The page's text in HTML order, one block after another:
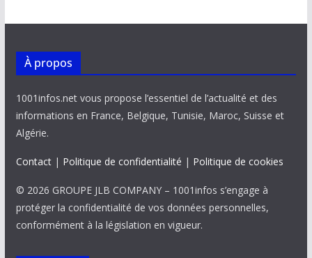
À propos
1001infos.net vous propose l’essentiel de l’actualité et des
informations en France, Belgique, Tunisie, Maroc, Suisse et
Algérie.
Contact| Politique de confidentialité | Politique de cookies
© 2026 GROUPE JLB COMPANY – 1001infos s’engage à
protéger la confidentialité de vos données personnelles,
conformément à la législation en vigueur.